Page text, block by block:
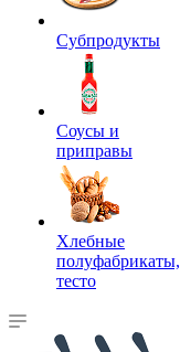
Субпродукты
Соусы и
приправы
Хлебные
полуфабрикаты,
тесто